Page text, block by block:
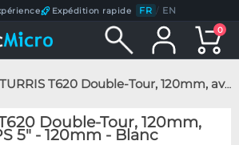
Expédition rapide FR / EN
0
T620 Double-Tour, 120mm, avec Ecran IPS 5" - 120mm - Blanc
Double-Tour, 120mm,
5" - 120mm - Blanc